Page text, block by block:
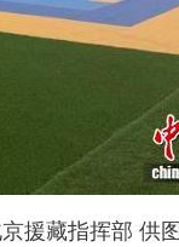
援藏指挥部 供图